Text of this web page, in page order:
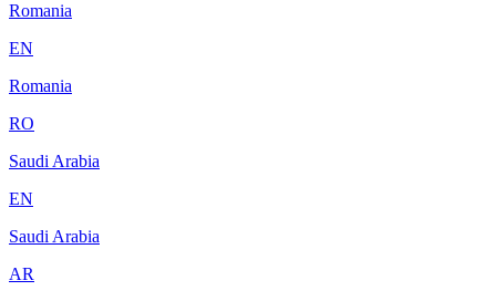
Romania
EN
Romania
RO
Saudi Arabia
EN
Saudi Arabia
AR